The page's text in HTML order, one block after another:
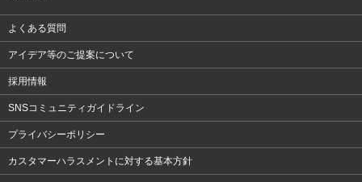
よくある質問
アイデア等のご提案について
採用情報
SNSコミュニティガイドライン
プライバシーポリシー
カスタマーハラスメントに対する基本方針